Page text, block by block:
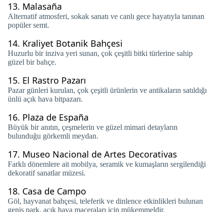
13. Malasaña
Alternatif atmosferi, sokak sanatı ve canlı gece hayatıyla tanınan
popüler semt.
14. Kraliyet Botanik Bahçesi
Huzurlu bir inziva yeri sunan, çok çeşitli bitki türlerine sahip
güzel bir bahçe.
15. El Rastro Pazarı
Pazar günleri kurulan, çok çeşitli ürünlerin ve antikaların satıldığı
ünlü açık hava bitpazarı.
16. Plaza de España
Büyük bir anıtın, çeşmelerin ve güzel mimari detayların
bulunduğu görkemli meydan.
17. Museo Nacional de Artes Decorativas
Farklı dönemlere ait mobilya, seramik ve kumaşların sergilendiği
dekoratif sanatlar müzesi.
18. Casa de Campo
Göl, hayvanat bahçesi, teleferik ve dinlence etkinlikleri bulunan
geniş park, açık hava maceraları için mükemmeldir.